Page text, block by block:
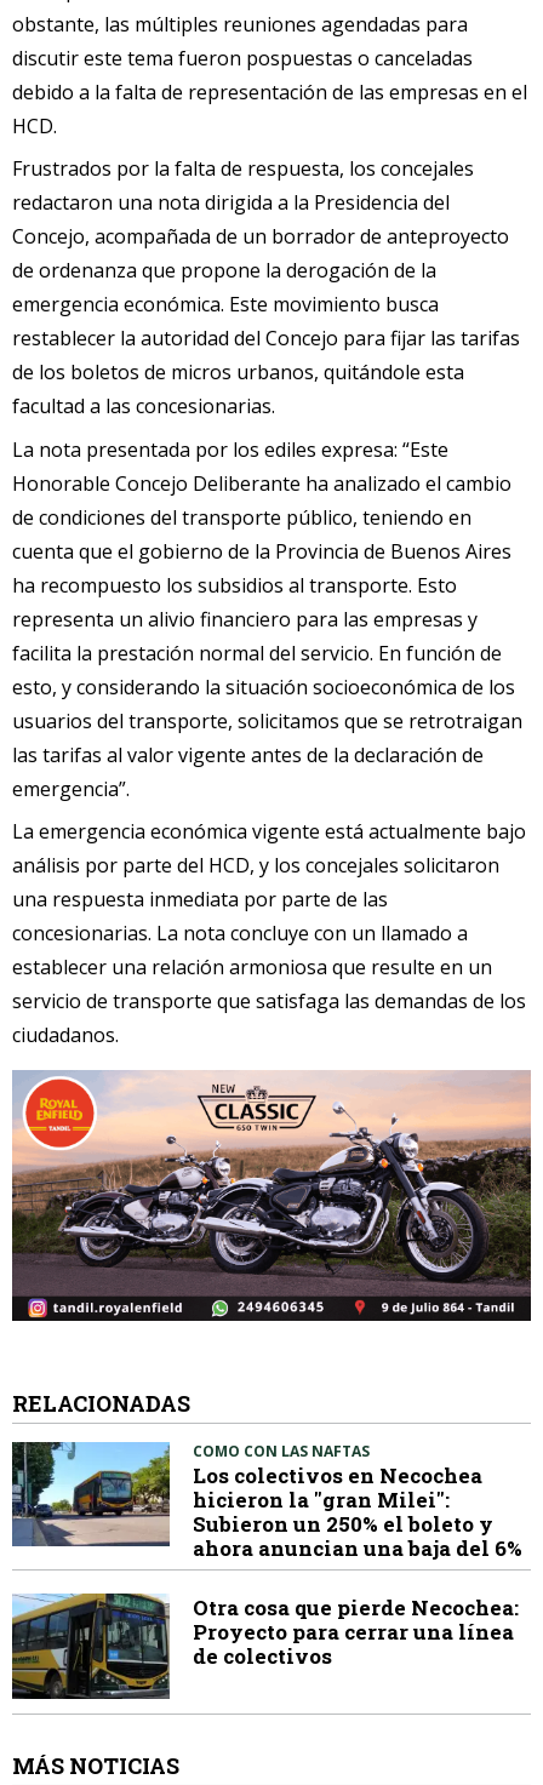
obstante, las múltiples reuniones agendadas para
discutir este tema fueron pospuestas o canceladas
debido a la falta de representación de las empresas en el
HCD.
Frustrados por la falta de respuesta, los concejales
redactaron una nota dirigida a la Presidencia del
Concejo, acompañada de un borrador de anteproyecto
de ordenanza que propone la derogación de la
emergencia económica. Este movimiento busca
restablecer la autoridad del Concejo para fijar las tarifas
de los boletos de micros urbanos, quitándole esta
facultad a las concesionarias.
La nota presentada por los ediles expresa: “Este
Honorable Concejo Deliberante ha analizado el cambio
de condiciones del transporte público, teniendo en
cuenta que el gobierno de la Provincia de Buenos Aires
ha recompuesto los subsidios al transporte. Esto
representa un alivio financiero para las empresas y
facilita la prestación normal del servicio. En función de
esto, y considerando la situación socioeconómica de los
usuarios del transporte, solicitamos que se retrotraigan
las tarifas al valor vigente antes de la declaración de
emergencia”.
La emergencia económica vigente está actualmente bajo
análisis por parte del HCD, y los concejales solicitaron
una respuesta inmediata por parte de las
concesionarias. La nota concluye con un llamado a
establecer una relación armoniosa que resulte en un
servicio de transporte que satisfaga las demandas de los
ciudadanos.
RELACIONADAS
COMO CON LAS NAFTAS
Los colectivos en Necochea
hicieron la "gran Milei":
Subieron un 250% el boleto y
ahora anuncian una baja del 6%
Otra cosa que pierde Necochea:
Proyecto para cerrar una línea
de colectivos
MÁS NOTICIAS